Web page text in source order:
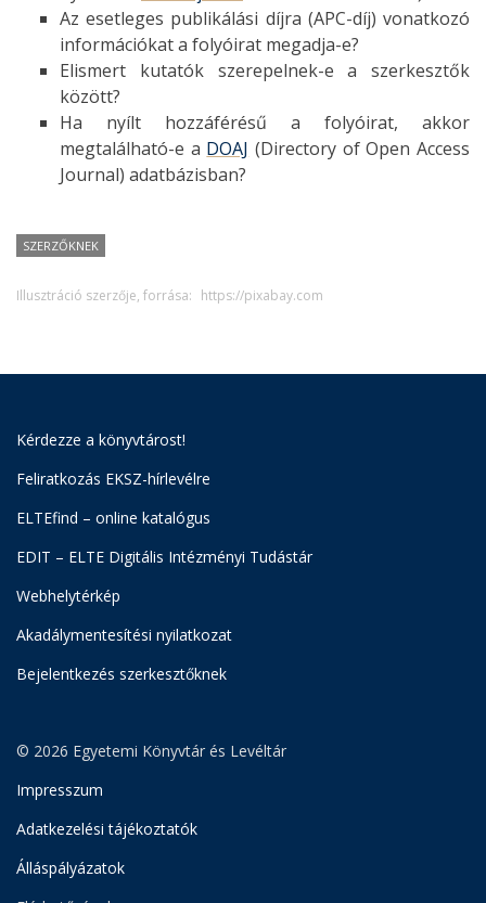
Az esetleges publikálási díjra (APC-díj) vonatkozó
információkat a folyóirat megadja-e?
Elismert kutatók szerepelnek-e a szerkesztők
között?
Ha nyílt hozzáférésű a folyóirat, akkor
megtalálható-e a DOAJ (Directory of Open Access
Journal) adatbázisban?
SZERZŐKNEK
Illusztráció szerzője, forrása: https://pixabay.com
Kérdezze a könyvtárost!
Feliratkozás EKSZ-hírlevélre
ELTEfind – online katalógus
EDIT – ELTE Digitális Intézményi Tudástár
Webhelytérkép
Akadálymentesítési nyilatkozat
Bejelentkezés szerkesztőknek
© 2026 Egyetemi Könyvtár és Levéltár
Impresszum
Adatkezelési tájékoztatók
Álláspályázatok